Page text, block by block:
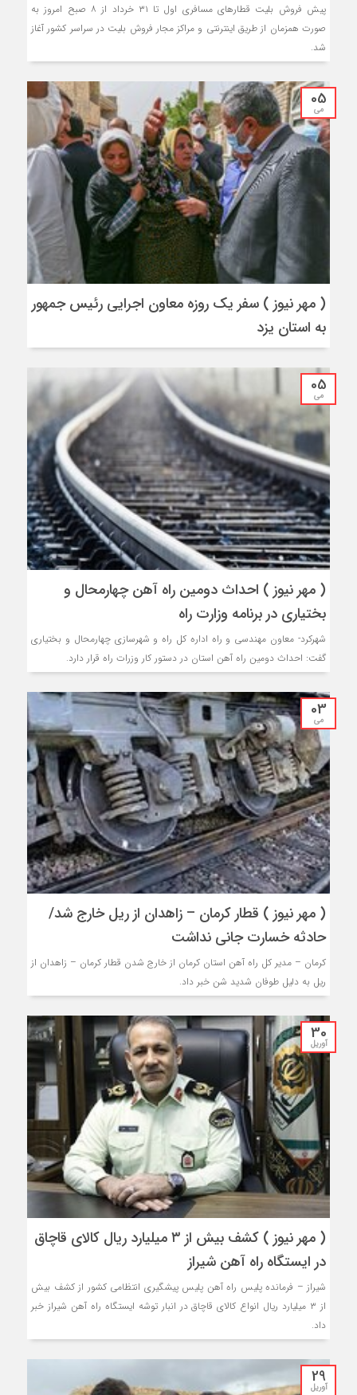
پیش فروش بلیت قطارهای مسافری اول تا ۳۱ خرداد از ۸ صبح امروز به
صورت همزمان از طریق اینترنتی و مراکز مجار فروش بلیت در سراسر کشور آغاز
شد.
05
می
( مهر نیوز ) سفر یک روزه معاون اجرایی رئیس جمهور
به استان یزد
05
می
( مهر نیوز ) احداث دومین راه آهن چهارمحال و
بختیاری در برنامه وزارت راه
شهرکرد- معاون مهندسی و راه اداره کل راه و شهرسازی چهارمحال و بختیاری
گفت: احداث دومین راه آهن استان در دستور کار وزرات راه قرار دارد.
03
می
( مهر نیوز ) قطار کرمان – زاهدان از ریل خارج شد/
حادثه خسارت جانی نداشت
کرمان – مدیر کل راه آهن استان کرمان از خارج شدن قطار کرمان – زاهدان از
ریل به دلیل طوفان شدید شن خبر داد.
30
آوریل
( مهر نیوز ) کشف بیش از ۳ میلیارد ریال کالای قاچاق
در ایستگاه راه آهن شیراز
شیراز – فرمانده پلیس راه آهن پلیس پیشگیری انتظامی کشور از کشف بیش
از ۳ میلیارد ریال انواع کالای قاچاق در انبار توشه ایستگاه راه آهن شیراز خبر
داد.
29
آوریل